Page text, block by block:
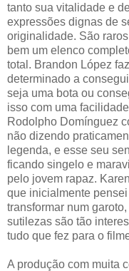
tanto sua vitalidade e
expressões dignas de
originalidade. São
bem um elenco
total. Brandon López
determinado a
seja uma bota ou
isso com uma
Rodolpho Domínguez
não dizendo
legenda, e esse seu
ficando singelo e
pelo jovem rapaz.
que inicialmente
transformar num
sutilezas são tão
tudo que fez para o
A produção com muita